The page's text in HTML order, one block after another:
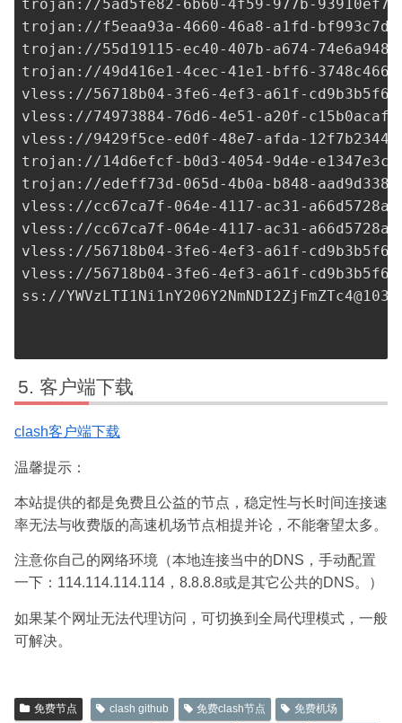
trojan://5ad5fe82-6b60-4f59-977b-
trojan://f5eaa93a-4660-46a8-a1fd-
trojan://55d19115-ec40-407b-a674-
trojan://49d416e1-4cec-41e1-bff6-
vless://56718b04-3fe6-4ef3-a61f-
vless://74973884-76d6-4e51-a20f-
vless://9429f5ce-ed0f-48e7-afda-
trojan://14d6efcf-b0d3-4054-9d4e-
trojan://edeff73d-065d-4b0a-b848-
vless://cc67ca7f-064e-4117-ac31-
vless://cc67ca7f-064e-4117-ac31-
vless://56718b04-3fe6-4ef3-a61f-
vless://56718b04-3fe6-4ef3-a61f-
ss://
客户端下载
clash客户端下载
温馨提示：
本站提供的都是免费且公益的节点，稳定性与长时间连接速
率无法与收费版的高速机场节点相提并论，不能奢望太多。
注意你自己的网络环境（本地连接当中的DNS，手动配置
一下：114.114.114.114，8.8.8.8或是其它公共的DNS。）
如果某个网址无法代理访问，可切换到全局代理模式，一般
可解决。
免费节点 clash github 免费clash节点
免费机场